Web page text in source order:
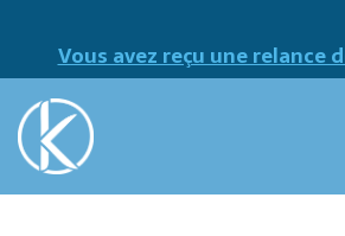
Vous avez reçu une relance